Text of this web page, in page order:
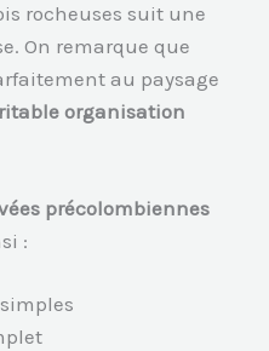
rocheuses suit une
On remarque que
au paysage
organisation
précolombiennes
: